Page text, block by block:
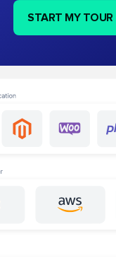
START MY TOUR